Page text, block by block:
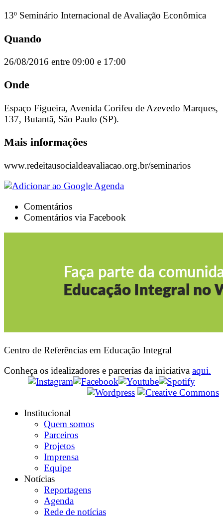
13º Seminário Internacional de Avaliação Econômica
Quando
26/08/2016 entre 09:00 e 17:00
Onde
Espaço Figueira, Avenida Corifeu de Azevedo Marques,
137, Butantã, São Paulo (SP).
Mais informações
www.redeitausocialdeavaliacao.org.br/seminarios
Comentários
Comentários via Facebook
Centro de Referências em Educação Integral
Conheça os idealizadores e parcerias da iniciativa aqui.
Institucional
Quem somos
Parceiros
Projetos
Imprensa
Equipe
Notícias
Reportagens
Agenda
Rede de notícias